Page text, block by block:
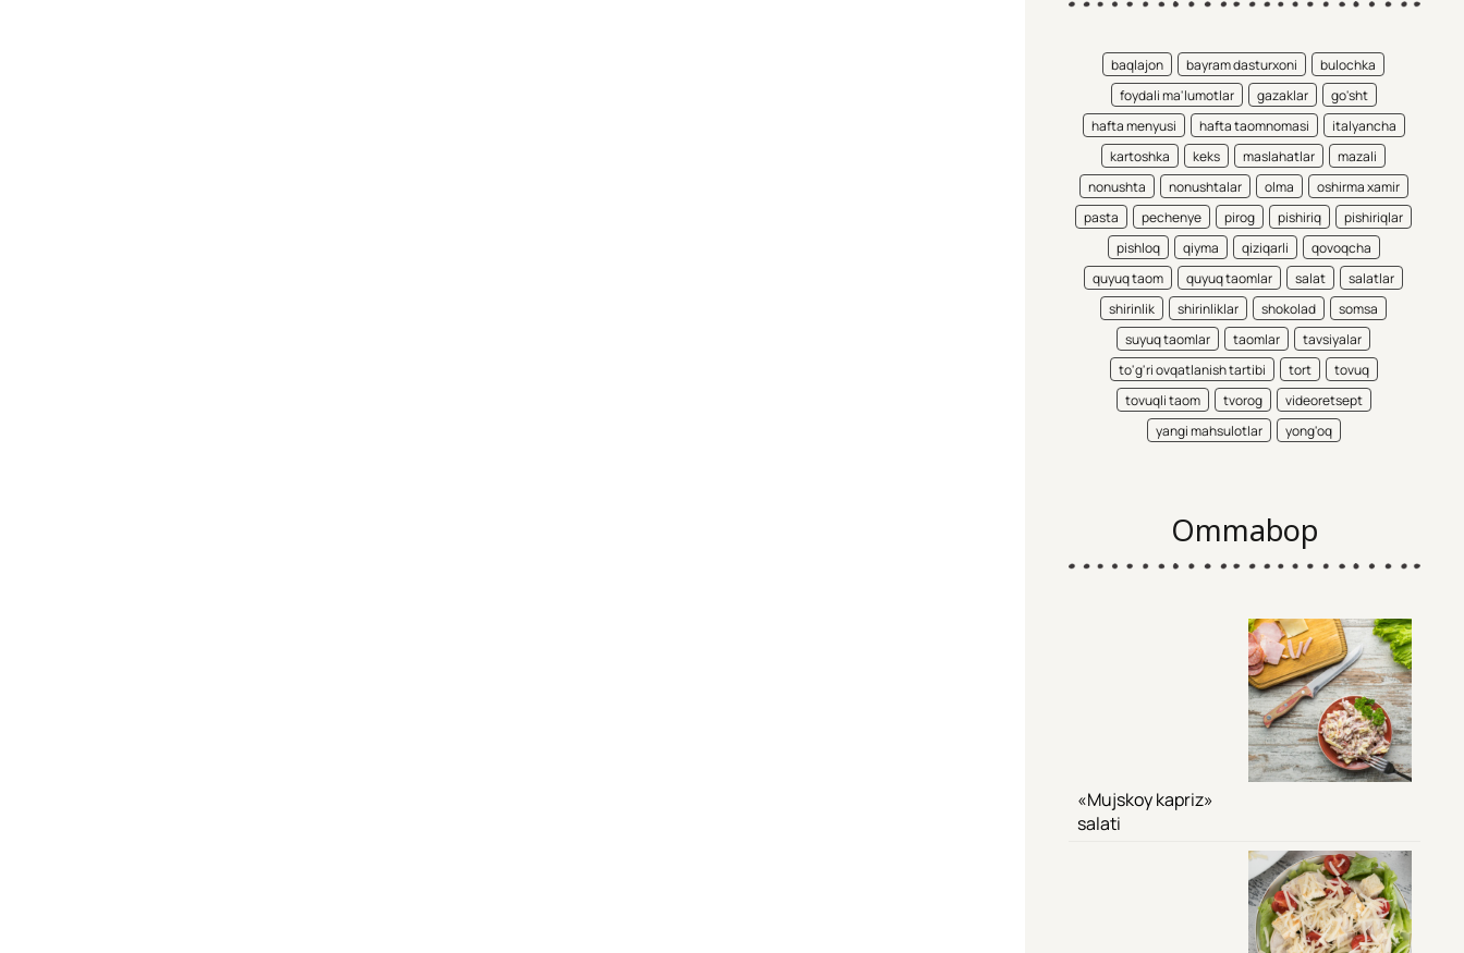
baqlajon bayram dasturxoni
bulochka
foydali ma'lumotlar
gazaklar
go'sht
hafta menyusi
hafta taomnomasi
italyancha
kartoshka
keks maslahatlar
mazali
nonushta
nonushtalar olma
oshirma xamir
pasta
pechenye pirog pishiriq
pishiriqlar
pishloq
qiyma qiziqarli
qovoqcha
quyuq taom
quyuq taomlar salat
salatlar
shirinlik
shirinliklar shokolad
somsa
suyuq taomlar
taomlar
tavsiyalar
to'g'ri ovqatlanish tartibi
tort
tovuq
tovuqli taom
tvorog
videoretsept
yangi mahsulotlar
yong'oq
Ommabop
«Mujskoy kapriz»
salati